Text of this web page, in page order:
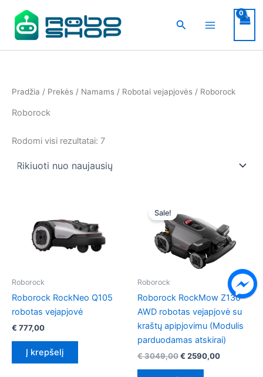
turinio
Paieška
Pradžia / Prekės / Namams / Robotai vejapjovės / Roborock
Roborock
Rodomi visi rezultatai: 7Rūšiuojama
Roborock
Roborock RockNeo Q105
robotas vejapjovė
€ 777,00
Į krepšelį
Sale!
Roborock
Roborock RockMow Z130
AWD robotas vejapjovė su
kraštų apipjovimu (Modulis
parduodamas atskirai)
€3049,00Original
€ 2590,00Current